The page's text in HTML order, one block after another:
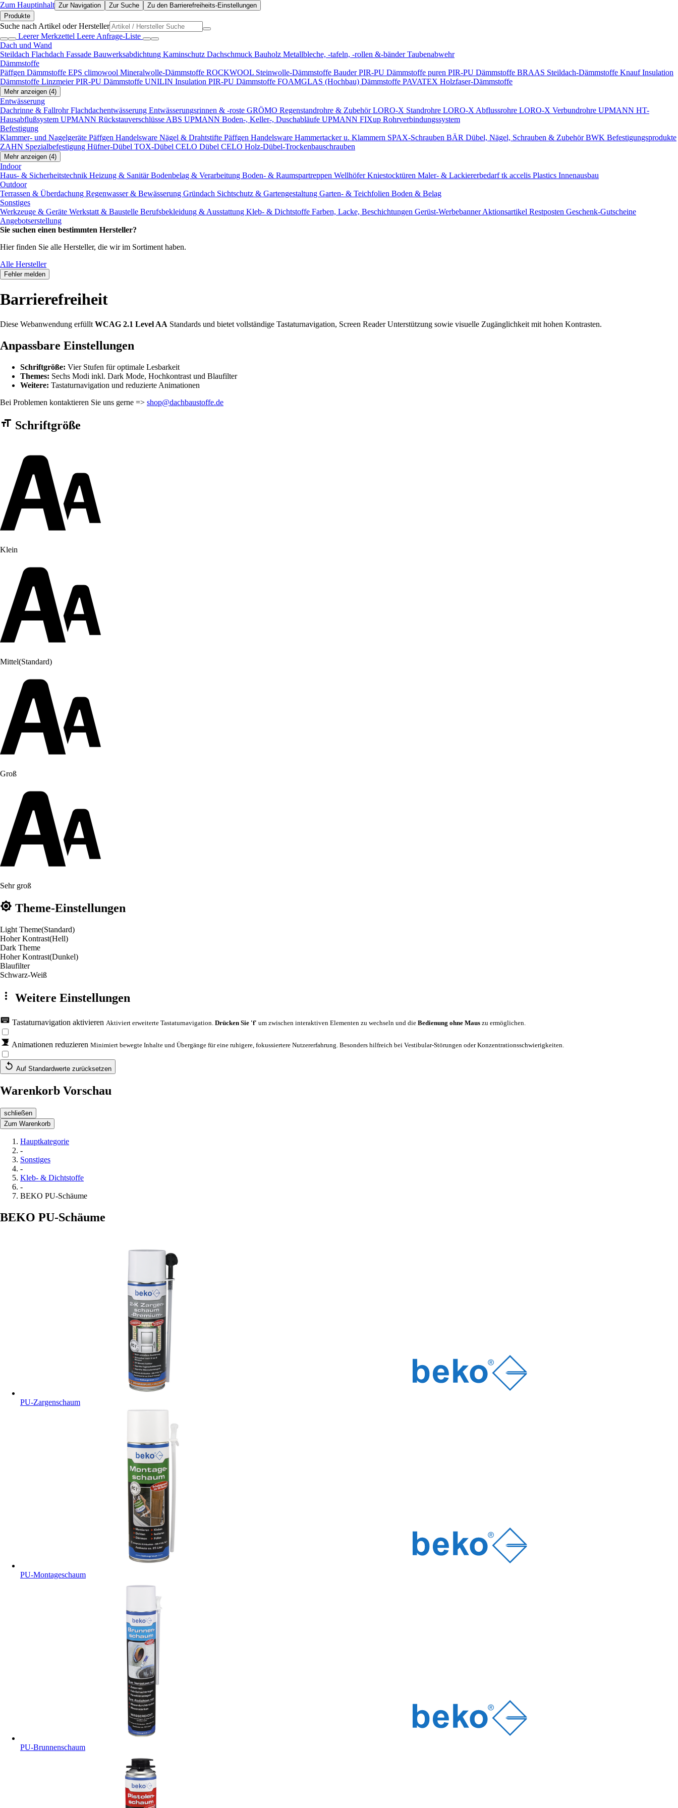
Zum Hauptinhalt Zur Navigation Zur Suche
Zu den Barrierefreiheits-Einstellungen
Produkte
Suche nach Artikel oder Hersteller
Leerer Merkzettel Leere Anfrage-Liste
Dach und Wand
Steildach Flachdach Fassade Bauwerksabdichtung Kaminschutz Dachschmuck Bauholz Metallbleche, -tafeln, -rollen &-bänderTaubenabwehr
Dämmstoffe
Päffgen Dämmstoffe EPS climowool Mineralwolle-Dämmstoffe ROCKWOOL Steinwolle-Dämmstoffe Bauder PIR-PU Dämmstoffe puren PIR-PU Dämmstoffe BRAAS Steildach-Dämmstoffe Knauf Insulation
Dämmstoffe Linzmeier PIR-PU Dämmstoffe UNILIN Insulation PIR-PU Dämmstoffe FOAMGLAS (Hochbau) Dämmstoffe PAVATEX Holzfaser-Dämmstoffe
Mehr anzeigen (4)
Entwässerung
Dachrinne & FallrohrFlachdachentwässerung Entwässerungsrinnen & -roste GRÖMO Regenstandrohre & ZubehörLORO-X Standrohre LORO-X Abflussrohre LORO-X Verbundrohre UPMANN HT-
Hausabflußsystem UPMANN Rückstauverschlüsse ABS UPMANN Boden-, Keller-, Duschabläufe UPMANN FIXup Rohrverbindungssystem
Befestigung
Klammer- und Nagelgeräte Päffgen Handelsware Nägel & Drahtstifte Päffgen Handelsware Hammertacker u. Klammern SPAX-Schrauben BÄR Dübel, Nägel, Schrauben & ZubehörBWK Befestigungsprodukte
ZAHN Spezialbefestigung Hüfner-Dübel TOX-Dübel CELO Dübel CELO Holz-Dübel-Trockenbauschrauben
Mehr anzeigen (4)
Indoor
Haus- & Sicherheitstechnik Heizung & SanitärBodenbelag & Verarbeitung Boden- & Raumspartreppen Wellhöfer Kniestocktüren Maler- & Lackiererbedarftk accelis Plastics Innenausbau
Outdoor
Terrassen & Überdachung Regenwasser & Bewässerung Gründach Sichtschutz & Gartengestaltung Garten- & Teichfolien Boden & Belag
Sonstiges
Werkzeuge & Geräte Werkstatt & Baustelle Berufsbekleidung & Ausstattung Kleb- & Dichtstoffe Farben, Lacke, Beschichtungen Gerüst-WerbebannerAktionsartikel Restposten Geschenk-Gutscheine
Angebotserstellung
Sie suchen einen bestimmten Hersteller?
Hier finden Sie alle Hersteller, die wir im Sortiment haben.
Alle Hersteller
Fehler melden
Barrierefreiheit
Diese Webanwendung erfüllt WCAG 2.1 Level AA Standards und bietet vollständige Tastaturnavigation, Screen Reader Unterstützung sowie visuelle Zugänglichkeit mit hohen Kontrasten.
Anpassbare Einstellungen
Schriftgröße: Vier Stufen für optimale Lesbarkeit
Themes: Sechs Modi inkl. Dark Mode, Hochkontrast und Blaufilter
Weitere: Tastaturnavigation und reduzierte Animationen
Bei Problemen kontaktieren Sie uns gerne => shop@dachbaustoffe.de
Barrierefreiheit Einstellungen Formular
Schriftgröße
Klein
Mittel(Standard)
Groß
Sehr groß
Theme-Einstellungen
Light Theme(Standard)
Hoher Kontrast(Hell)
Dark Theme
Hoher Kontrast(Dunkel)
Blaufilter
Schwarz-Weiß
Weitere Einstellungen
Tastaturnavigation aktivieren Aktiviert erweiterte Tastaturnavigation. Drücken Sie 'f' um zwischen interaktiven Elementen zu wechseln und die Bedienung ohne Maus zu ermöglichen.
Animationen reduzieren Minimiert bewegte Inhalte und Übergänge für eine ruhigere, fokussiertere Nutzererfahrung. Besonders hilfreich bei Vestibular-Störungen oder Konzentrationsschwierigkeiten.
Auf Standardwerte zurücksetzen
Warenkorb Vorschau
schließen
Zum Warenkorb
Hauptkategorie
-
Sonstiges
-
Kleb- & Dichtstoffe
-
BEKO PU-Schäume
BEKO PU-Schäume
PU-Zargenschaum
PU-Montageschaum
PU-Brunnenschaum